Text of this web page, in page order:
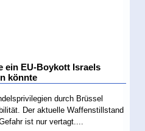
ein EU-Boykott Israels
könnte
durch Brüssel
Der aktuelle Waffenstillstand
ist nur vertagt....